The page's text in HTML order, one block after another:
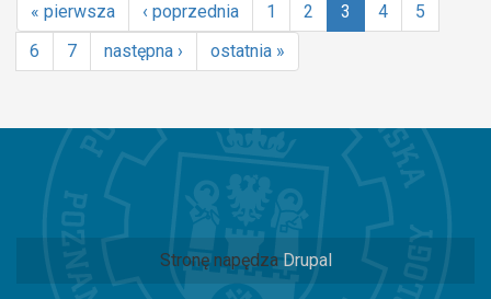
« pierwsza ‹ poprzednia 1 2 3 4
5
6
7 następna › ostatnia »
Stronę napędza Drupal